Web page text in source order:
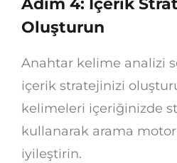
Adım 4: İçerik
Oluşturun
Anahtar kelime analizi
içerik stratejinizi
kelimeleri içeriğinizde
kullanarak arama
iyileştirin.